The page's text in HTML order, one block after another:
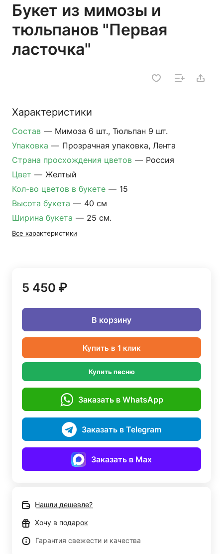
Букет из мимозы и
тюльпанов "Первая
ласточка"
Характеристики
Состав — Мимоза 6 шт., Тюльпан 9 шт.
Упаковка — Прозрачная упаковка, Лента
Страна просхождения цветов — Россия
Цвет — Желтый
Кол-во цветов в букете — 15
Высота букета — 40 см
Ширина букета — 25 см.
Все характеристики
5 450 ₽
В корзину
Купить в 1 клик
Купить песню
Заказать в WhatsApp
Заказать в Telegram
Заказать в Max
Нашли дешевле?
Хочу в подарок
Гарантия свежести и качества